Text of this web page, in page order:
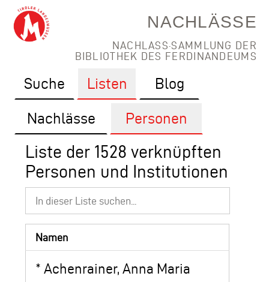
NACHLÄSSE
NACHLASS·SAMMLUNG DER
BIBLIOTHEK DES FERDINANDEUMS
Suche Listen Blog
Nachlässe Personen
Liste der 1528 verknüpften
Personen und Institutionen
Namen
*Achenrainer, Anna Maria